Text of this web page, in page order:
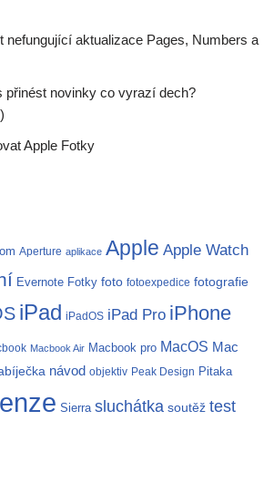
nefungující aktualizace Pages, Numbers a
přinést novinky co vyrazí dech?
Apple Fotky
Aperture aplikace Apple Apple Watch
Evernote Fotky foto fotoexpedice fotografie
iPad iPadOS iPad Pro iPhone
Macbook Air Macbook pro MacOS Mac
návod objektiv Peak Design Pitaka
Sierra sluchátka soutěž test